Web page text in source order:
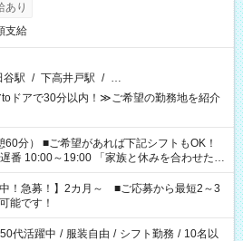
あり
支給
谷駅 / 下高井戸駅 / …
ドアで30分以内！≫ご希望の勤務地を紹介
記シフトもOK！
「家族と休みを合わせた
夕飯の準備がしたい」 「できれば残業はし
を教えてくださいね。 ※Wワーク希望
事で希望する勤務時間と、もう1つのお仕事
週40時間を超える場合は応募できません。
中！急募！】2カ月～ ■ご応募から最短2～3
能です！
代活躍中 / 服装自由 / シフト勤務 / 10名以